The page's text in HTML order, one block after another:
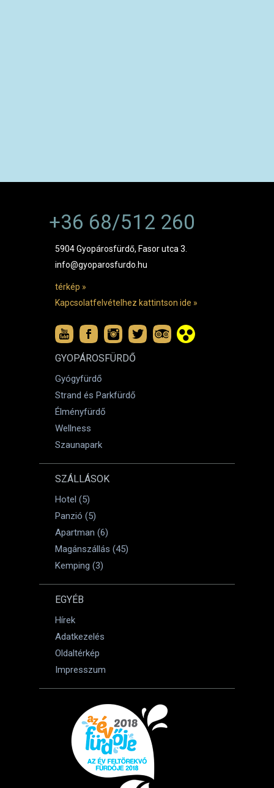
+36 68/512 260
5904 Gyopárosfürdő, Fasor utca 3.
info@gyoparosfurdo.hu
térkép »
Kapcsolatfelvételhez kattintson ide »
GYOPÁROSFÜRDŐ
Gyógyfürdő
Strand és Parkfürdő
Élményfürdő
Wellness
Szaunapark
SZÁLLÁSOK
Hotel (5)
Panzió (5)
Apartman (6)
Magánszállás (45)
Kemping (3)
EGYÉB
Hírek
Adatkezelés
Oldaltérkép
Impresszum